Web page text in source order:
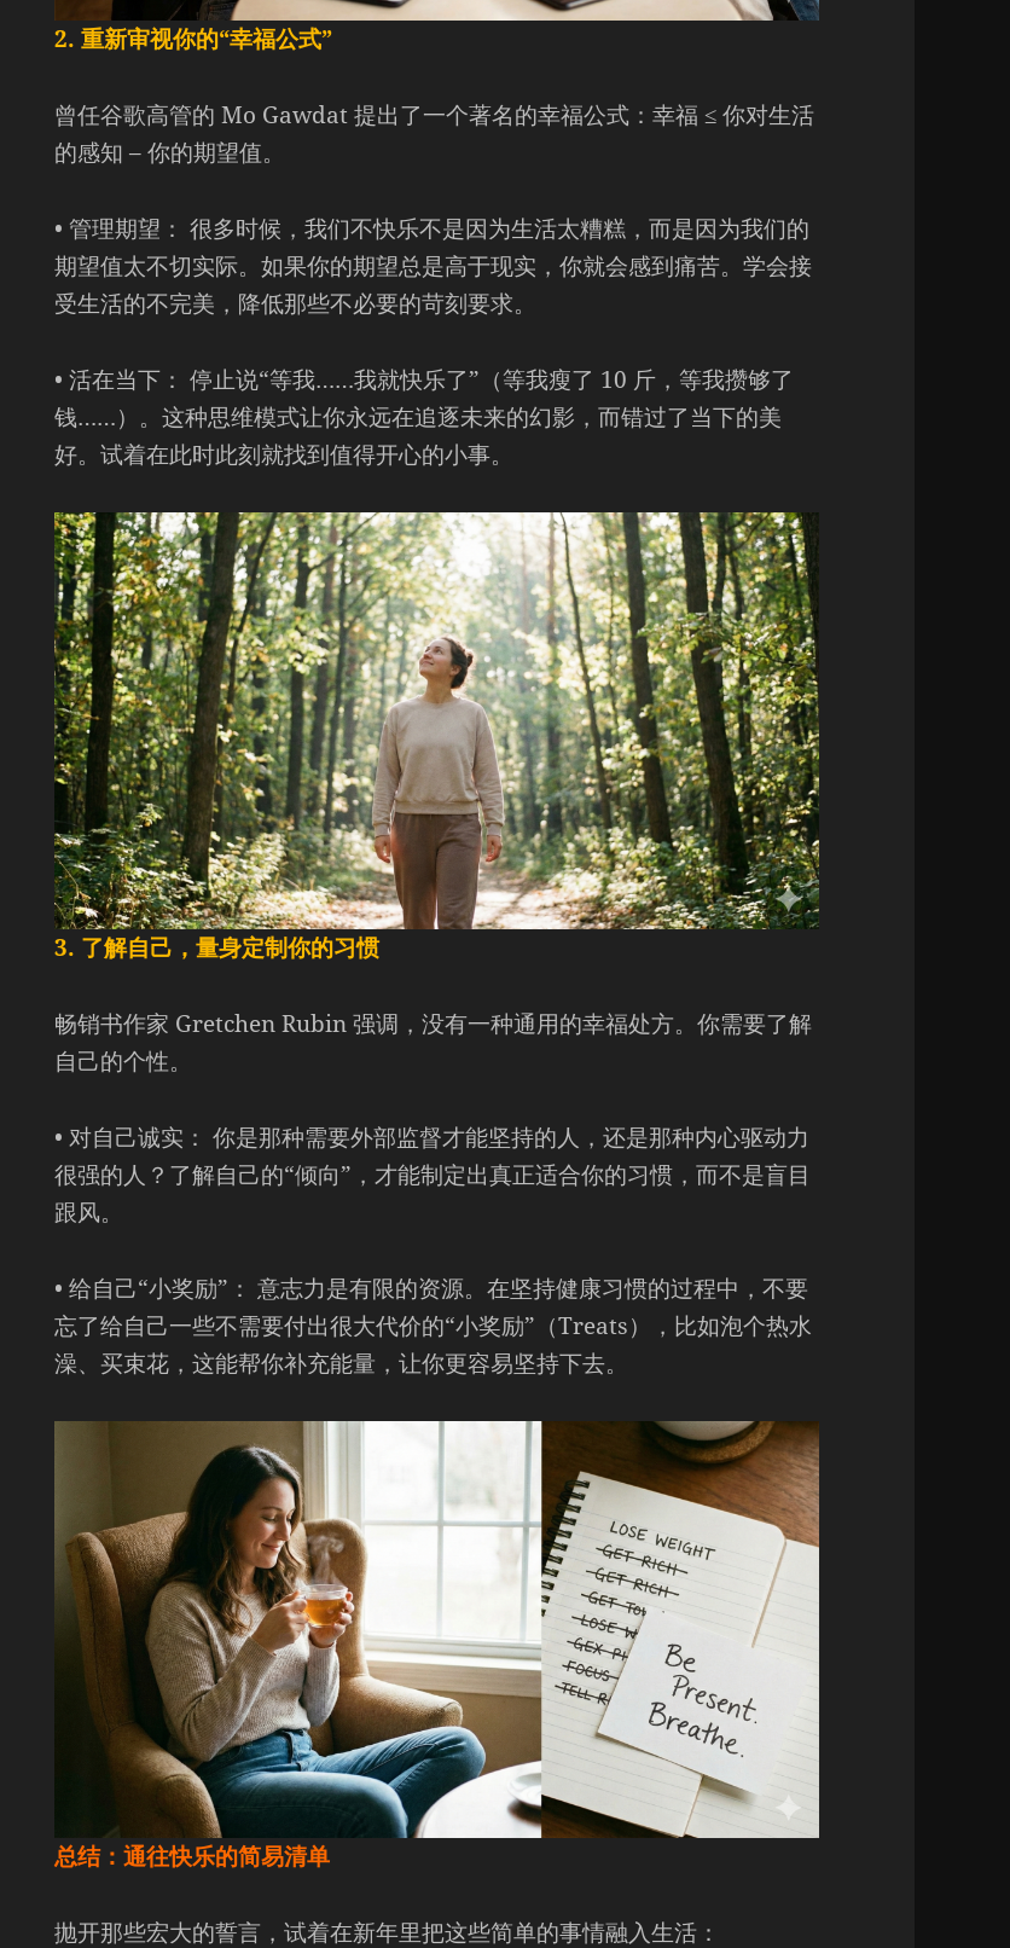
2. 重新审视你的“幸福公式”
曾任谷歌高管的 Mo Gawdat 提出了一个著名的幸福公式：幸福 ≤ 你对生活
的感知 – 你的期望值。
• 管理期望： 很多时候，我们不快乐不是因为生活太糟糕，而是因为我们的
期望值太不切实际。如果你的期望总是高于现实，你就会感到痛苦。学会接
受生活的不完美，降低那些不必要的苛刻要求。
• 活在当下： 停止说“等我……我就快乐了”（等我瘦了 10 斤，等我攒够了
钱……）。这种思维模式让你永远在追逐未来的幻影，而错过了当下的美
好。试着在此时此刻就找到值得开心的小事。
3. 了解自己，量身定制你的习惯
畅销书作家 Gretchen Rubin 强调，没有一种通用的幸福处方。你需要了解
自己的个性。
• 对自己诚实： 你是那种需要外部监督才能坚持的人，还是那种内心驱动力
很强的人？了解自己的“倾向”，才能制定出真正适合你的习惯，而不是盲目
跟风。
• 给自己“小奖励”： 意志力是有限的资源。在坚持健康习惯的过程中，不要
忘了给自己一些不需要付出很大代价的“小奖励”（Treats），比如泡个热水
澡、买束花，这能帮你补充能量，让你更容易坚持下去。
总结：通往快乐的简易清单
抛开那些宏大的誓言，试着在新年里把这些简单的事情融入生活：